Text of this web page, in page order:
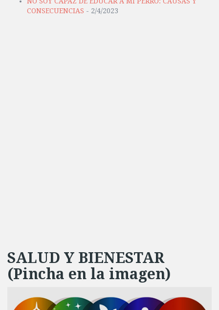
CONSECUENCIAS - 2/4/2023
SALUD Y BIENESTAR
(Pincha en la imagen)